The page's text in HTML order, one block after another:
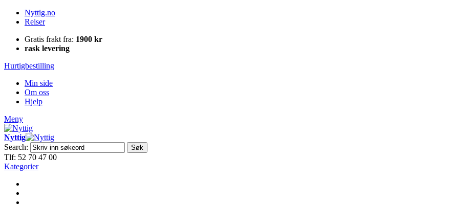
Nyttig.no
Reiser
Gratis frakt fra: 1900 kr
rask levering
Hurtigbestilling
Min side
Om oss
Hjelp
Meny
Nyttig
Search:
Søk
Tlf: 52 70 47 00
Kategorier